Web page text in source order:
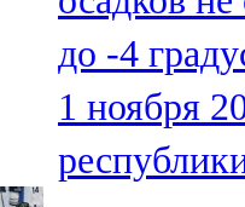
до -4
1 ноября